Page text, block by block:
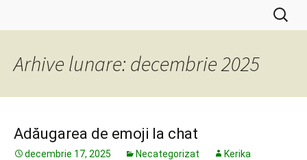
Caută
după:
Arhive lunare: decembrie 2025
Adăugarea de emoji la chat
decembrie 17, 2025 Necategorizat Kerika